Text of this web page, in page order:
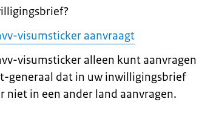
visumsticker aanvraagt
visumsticker alleen kunt aanvragen
generaal dat in uw inwilligingsbrief
in een ander land aanvragen.